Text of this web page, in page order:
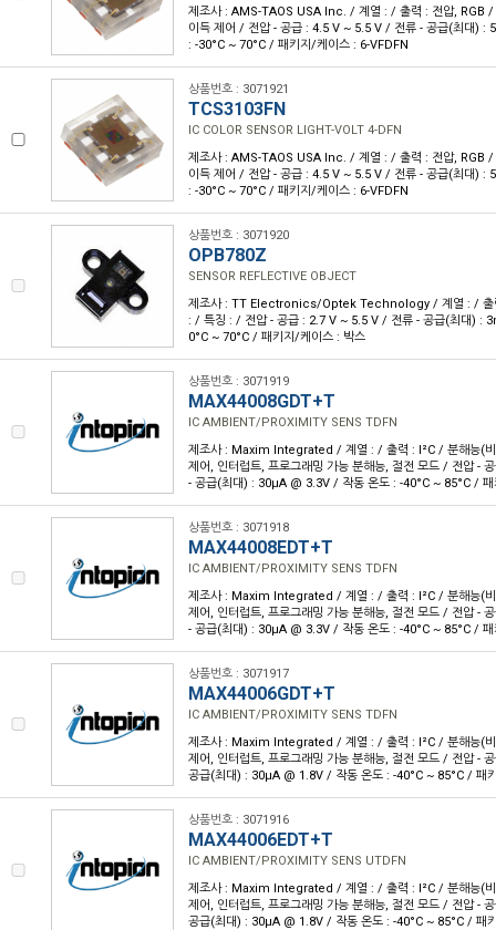
제조사 : AMS-TAOS USA Inc. / 계열 : / 출력 : 전압, RGB
이득 제어 / 전압 - 공급 : 4.5 V ~ 5.5 V / 전류 - 공급(최대) :
: -30°C ~ 70°C / 패키지/케이스 : 6-VFDFN
상품번호 : 3071921
TCS3103FN
IC COLOR SENSOR LIGHT-VOLT 4-DFN
제조사 : AMS-TAOS USA Inc. / 계열 : / 출력 : 전압, RGB
이득 제어 / 전압 - 공급 : 4.5 V ~ 5.5 V / 전류 - 공급(최대) :
: -30°C ~ 70°C / 패키지/케이스 : 6-VFDFN
상품번호 : 3071920
OPB780Z
SENSOR REFLECTIVE OBJECT
제조사 : TT Electronics/Optek Technology / 계열 : / 출
: / 특징 : / 전압 - 공급 : 2.7 V ~ 5.5 V / 전류 - 공급(최대) :
0°C ~ 70°C / 패키지/케이스 : 박스
상품번호 : 3071919
MAX44008GDT+T
IC AMBIENT/PROXIMITY SENS TDFN
제조사 : Maxim Integrated / 계열 : / 출력 : I²C / 분해능(
제어, 인터럽트, 프로그래밍 가능 분해능, 절전 모드 / 전압 -
- 공급(최대) : 30µA @ 3.3V / 작동 온도 : -40°C ~ 85°C /
상품번호 : 3071918
MAX44008EDT+T
IC AMBIENT/PROXIMITY SENS TDFN
제조사 : Maxim Integrated / 계열 : / 출력 : I²C / 분해능(
제어, 인터럽트, 프로그래밍 가능 분해능, 절전 모드 / 전압 -
- 공급(최대) : 30µA @ 3.3V / 작동 온도 : -40°C ~ 85°C /
상품번호 : 3071917
MAX44006GDT+T
IC AMBIENT/PROXIMITY SENS TDFN
제조사 : Maxim Integrated / 계열 : / 출력 : I²C / 분해능(
제어, 인터럽트, 프로그래밍 가능 분해능, 절전 모드 / 전압 -
공급(최대) : 30µA @ 1.8V / 작동 온도 : -40°C ~ 85°C / 패
상품번호 : 3071916
MAX44006EDT+T
IC AMBIENT/PROXIMITY SENS UTDFN
제조사 : Maxim Integrated / 계열 : / 출력 : I²C / 분해능(
제어, 인터럽트, 프로그래밍 가능 분해능, 절전 모드 / 전압 -
공급(최대) : 30µA @ 1.8V / 작동 온도 : -40°C ~ 85°C / 패